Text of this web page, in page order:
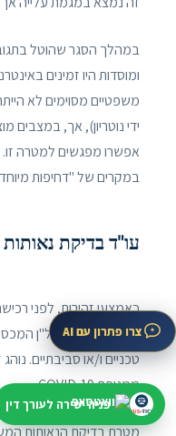
ומוסדות היו זמינים
משפטיים מסוימים לא
ידי נוטריון), אך,
אפשרו מפגשים למטרה
במקרים של "דחיפות
עו"ד בדיקת
כאמצעי זהירות, לפני
בדיקת נאותות נדל"ן
ממגיפת COVID-19.
מטרת בדיקת הנאותות
צרו פתרון עם AI
פניה ישירה לעורך דין